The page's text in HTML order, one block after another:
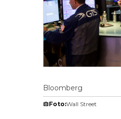
Bloomberg
Foto:Wall Street